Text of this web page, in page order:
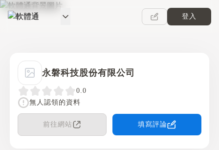
軟體通
登入
永磐科技股份有限公司
0.0
無人認領的資料
前往網站 填寫評論